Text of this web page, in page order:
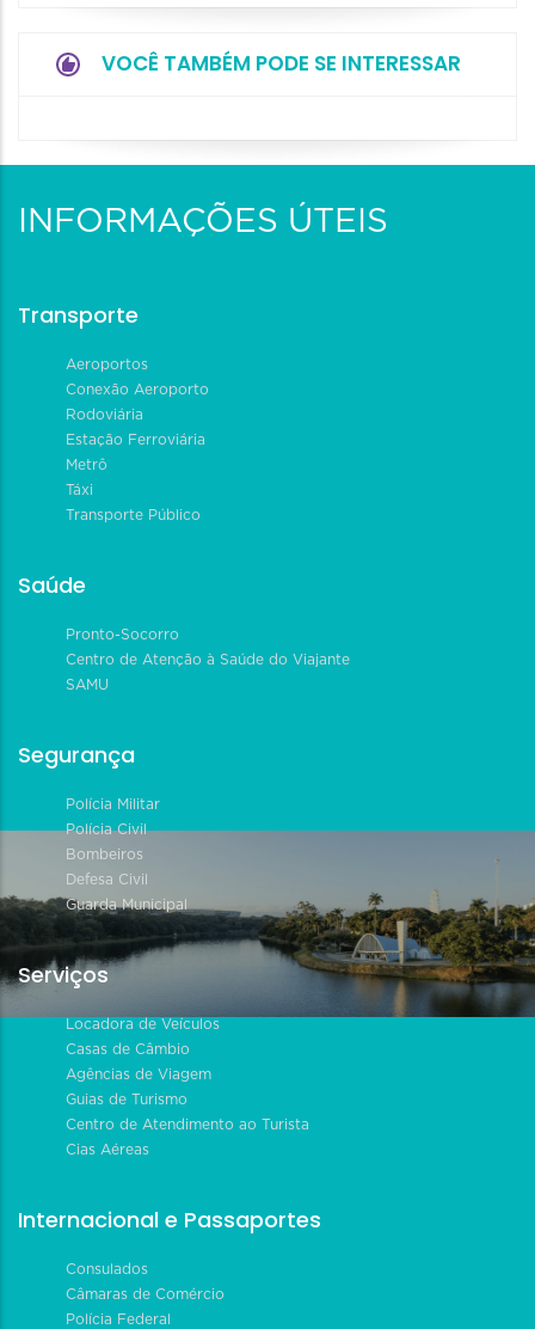
VOCÊ TAMBÉM PODE SE INTERESSAR
INFORMAÇÕES ÚTEIS
Transporte
Aeroportos
Conexão Aeroporto
Rodoviária
Estação Ferroviária
Metrô
Táxi
Transporte Público
Saúde
Pronto-Socorro
Centro de Atenção à Saúde do Viajante
SAMU
Segurança
Polícia Militar
Polícia Civil
Bombeiros
Defesa Civil
Guarda Municipal
Serviços
Locadora de Veículos
Casas de Câmbio
Agências de Viagem
Guias de Turismo
Centro de Atendimento ao Turista
Cias Aéreas
Internacional e Passaportes
Consulados
Câmaras de Comércio
Polícia Federal